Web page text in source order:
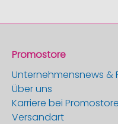
Promostore
Unternehmensnews &
Über uns
Karriere bei Promostore
Versandart